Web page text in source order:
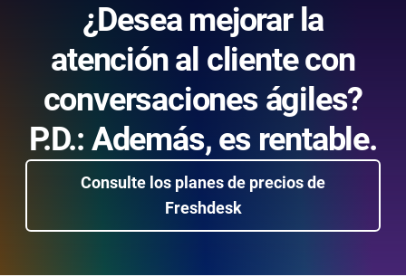
¿Desea mejorar la
atención al cliente con
conversaciones ágiles?
P.D.: Además, es rentable.
Consulte los planes de precios de
Freshdesk